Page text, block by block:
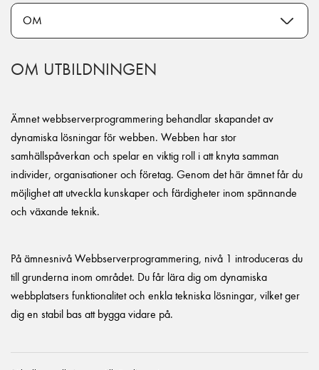
OM UTBILDNINGEN
Ämnet webbserverprogrammering behandlar skapandet av
dynamiska lösningar för webben. Webben har stor
samhällspåverkan och spelar en viktig roll i att knyta samman
individer, organisationer och företag. Genom det här ämnet får du
möjlighet att utveckla kunskaper och färdigheter inom spännande
och växande teknik.
På ämnesnivå Webbserverprogrammering, nivå 1 introduceras du
till grunderna inom området. Du får lära dig om dynamiska
webbplatsers funktionalitet och enkla tekniska lösningar, vilket ger
dig en stabil bas att bygga vidare på.